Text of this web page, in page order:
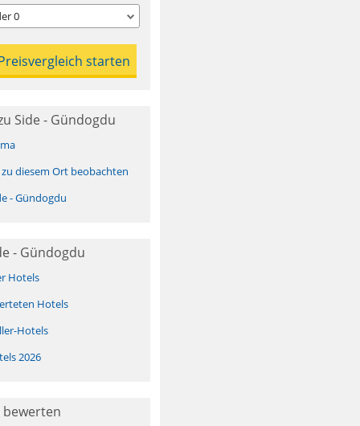
0
Side - Gündogdu
diesem Ort beobachten
- Gündogdu
- Gündogdu
Hotels
Hotels
Hotels
2026